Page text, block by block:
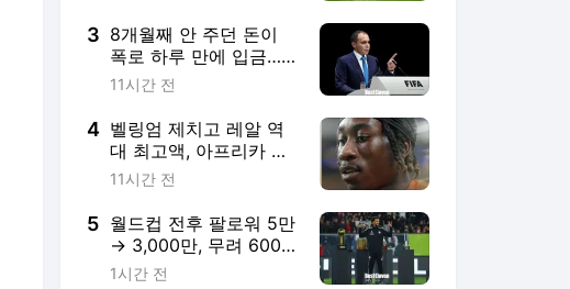
두고 공식 사과 검토
3 8개월째 안 주던 돈이
폭로 하루 만에 입금…
FIFA 비꼰 요르단 회장
대 지지 안 해"
11시간 전
4 벨링엄 제치고 레알 역
대 최고액, 아프리카 역
대 이적료 1위… '2,295
갈아치운 기록들
11시간 전
5 월드컵 전후 팔로워 5만
→ 3,000만, 무려 600
배 폭증… '깜짝 스타' 보
1시간 전